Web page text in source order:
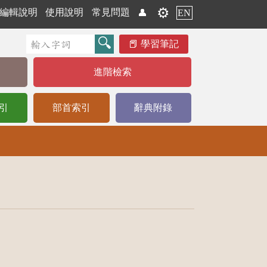
編輯說明 使用說明 常見問題 👤 ⚙️ EN
學習筆記
進階檢索
部首索引 辭典附錄